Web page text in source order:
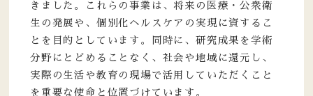
きました。これらの事業は、将来の医療・公衆衛
生の発展や、個別化ヘルスケアの実現に資するこ
とを目的としています。同時に、研究成果を学術
分野にとどめることなく、社会や地域に還元し、
実際の生活や教育の現場で活用していただくこと
を重要な使命と位置づけています。